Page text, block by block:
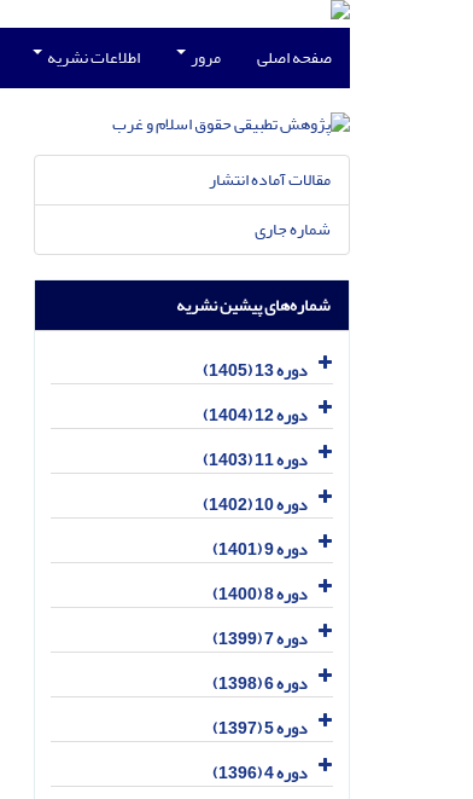
صفحه اصلی مرور اطلاعات نشریه
مقالات آماده انتشار
شماره جاری
شماره‌های پیشین نشریه
دوره 13 (1405)
دوره 12 (1404)
دوره 11 (1403)
دوره 10 (1402)
دوره 9 (1401)
دوره 8 (1400)
دوره 7 (1399)
دوره 6 (1398)
دوره 5 (1397)
دوره 4 (1396)